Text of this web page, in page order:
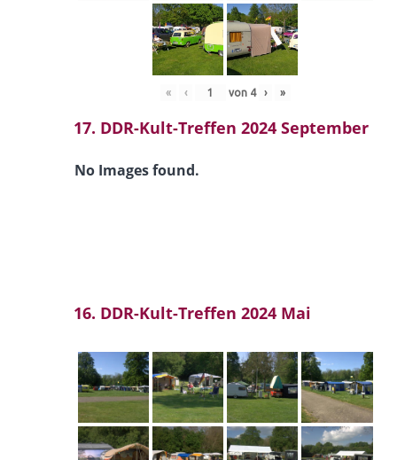
« ‹ von 4 › »
17. DDR-Kult-Treffen 2024 September
No Images found.
16. DDR-Kult-Treffen 2024 Mai